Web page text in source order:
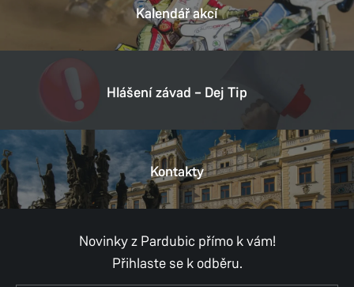
Kalendář akcí
Hlášení závad – Dej Tip
Kontakty
Novinky z Pardubic přímo k vám!
Přihlaste se k odběru.